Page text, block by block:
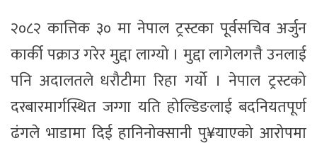
२०८२ कात्तिक ३० मा नेपाल ट्रस्टका पूर्वसचिव अर्जुन
कार्की पक्राउ गरेर मुद्दा लाग्यो । मुद्दा लागेलगत्तै उनलाई
पनि अदालतले धरौटीमा रिहा गर्यो । नेपाल ट्रस्टको
दरबारमार्गस्थित जग्गा यति होल्डिङलाई बदनियतपूर्ण
ढंगले भाडामा दिई हानिनोक्सानी पु¥याएको आरोपमा